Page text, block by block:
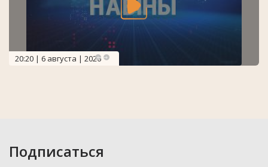
20:20 | 6 августа | 2026
Подписаться